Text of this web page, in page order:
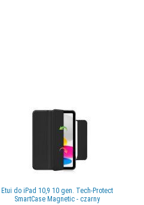
Etui do iPad 10,9 10 gen. Tech-Protect
SmartCase Magnetic - czarny